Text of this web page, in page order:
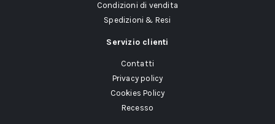
Condizioni di vendita
Spedizioni & Resi
Servizio clienti
Contatti
Privacy policy
Cookies Policy
Recesso